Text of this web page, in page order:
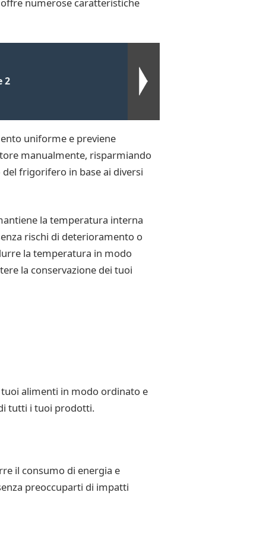
2
uniforme e previene
manualmente, risparmiando
frigorifero in base ai diversi
la temperatura interna
rischi di deterioramento o
la temperatura in modo
la conservazione dei tuoi
alimenti in modo ordinato e
tutti i tuoi prodotti.
il consumo di energia e
preoccuparti di impatti